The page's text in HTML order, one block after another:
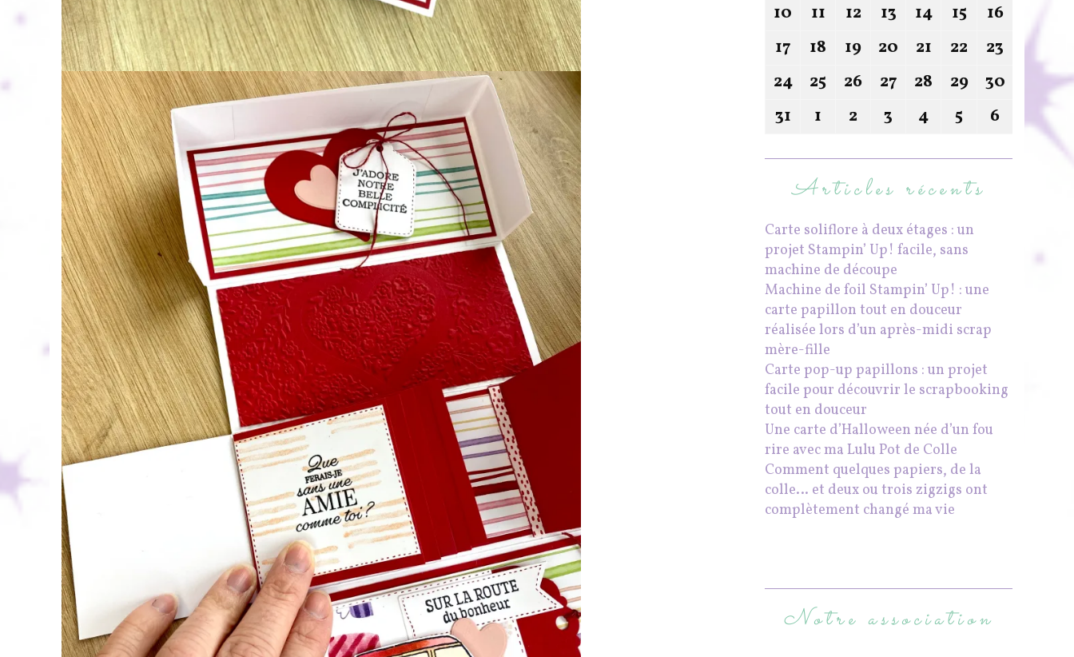
10
11 12 13 14 15
16
17
18 19 20 21 22
23
24
25 26 27 28 29
30
31
1 2 3 4 5 6
Articles récents
Carte soliflore à deux étages : un
projet Stampin’ Up! facile, sans
machine de découpe
Machine de foil Stampin’ Up! : une
carte papillon tout en douceur
réalisée lors d’un après-midi scrap
mère-fille
Carte pop-up papillons : un projet
facile pour découvrir le scrapbooking
tout en douceur
Une carte d’Halloween née d’un fou
rire avec ma Lulu Pot de Colle
Comment quelques papiers, de la
colle… et deux ou trois zigzigs ont
complètement changé ma vie
Notre association